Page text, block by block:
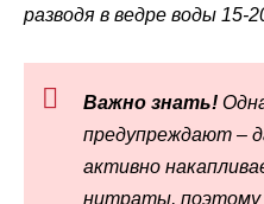
разводя в ведре воды 15-
Важно знать!
предупреждают –
активно
нитраты, поэтому